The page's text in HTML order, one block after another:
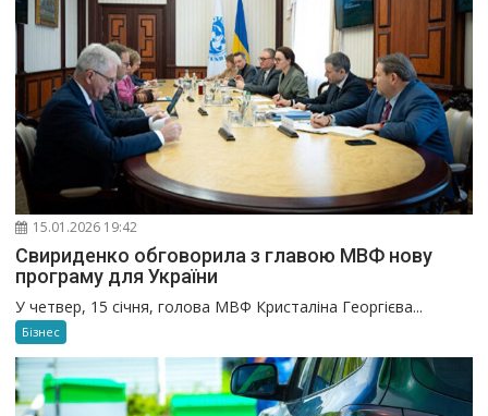
15.01.2026 19:42
Свириденко обговорила з главою МВФ нову
програму для України
У четвер, 15 січня, голова МВФ Кристаліна Георгієва...
Бізнес